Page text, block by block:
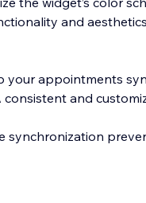
and
your appointments
and
synchronization